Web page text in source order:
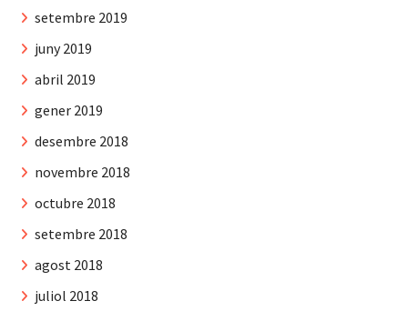
setembre 2019
juny 2019
abril 2019
gener 2019
desembre 2018
novembre 2018
octubre 2018
setembre 2018
agost 2018
juliol 2018